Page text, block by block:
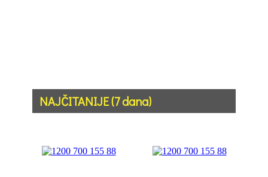
NAJČITANIJE (7 dana)